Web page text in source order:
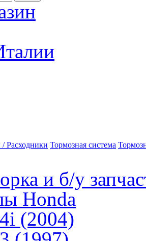
/ Расходники Тормозная система
и б/у
Honda
(2004)